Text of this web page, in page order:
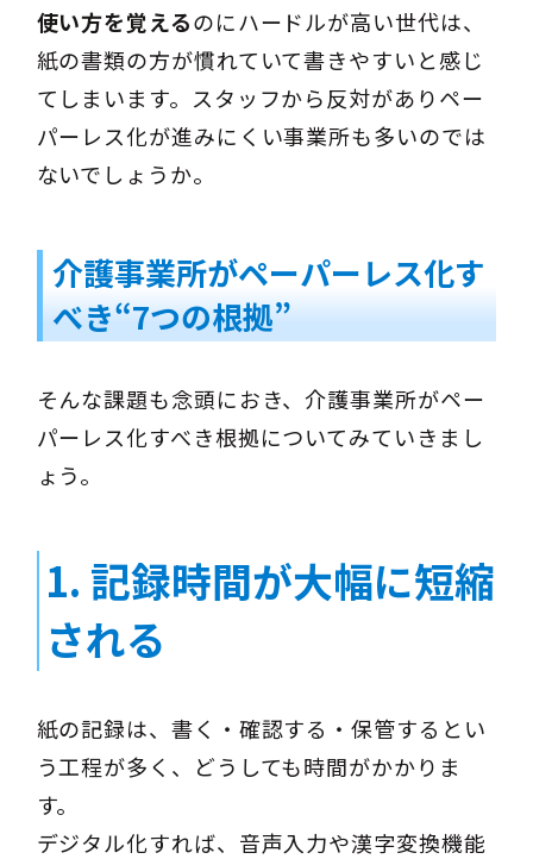
使い方を覚えるのにハードルが高い世代は、
紙の書類の方が慣れていて書きやすいと感じ
てしまいます。スタッフから反対がありペー
パーレス化が進みにくい事業所も多いのでは
ないでしょうか。
介護事業所がペーパーレス化す
べき“7つの根拠”
そんな課題も念頭におき、介護事業所がペー
パーレス化すべき根拠についてみていきまし
ょう。
1. 記録時間が大幅に短縮
される
紙の記録は、書く・確認する・保管するとい
う工程が多く、どうしても時間がかかりま
す。
デジタル化すれば、音声入力や漢字変換機能